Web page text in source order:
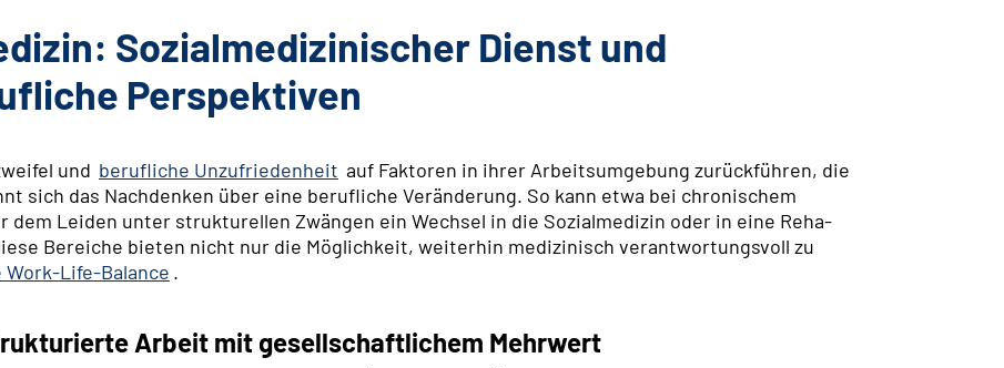
Sozialmedizinischer Dienst und
Perspektiven
und berufliche Unzufriedenheit auf Faktoren in ihrer Arbeitsumgebung zurückführen, die
sich das Nachdenken über eine berufliche Veränderung. So kann etwa bei chronischem
Leiden unter strukturellen Zwängen ein Wechsel in die Sozialmedizin oder in eine Reha-
Bereiche bieten nicht nur die Möglichkeit, weiterhin medizinisch verantwortungsvoll zu
Work-Life-Balance .
Arbeit mit gesellschaftlichem Mehrwert